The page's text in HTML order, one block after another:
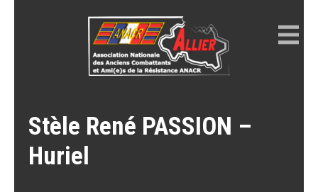
Stèle René PASSION –
Huriel